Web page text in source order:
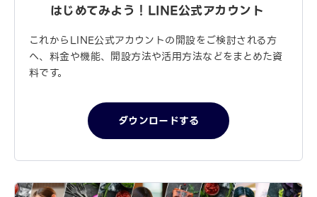
はじめてみよう！ LINE公式アカウント
これからLINE公式アカウントの開設をご検討される方
へ、料金や機能、開設方法や活用方法などをまとめた資
料です。
ダウンロードする